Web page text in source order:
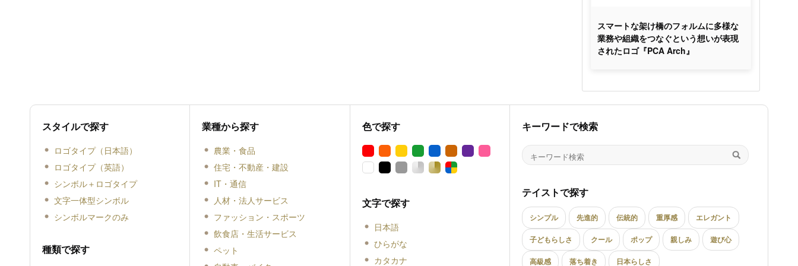
スマートな架け橋のフォルムに多様な
業務や組織をつなぐという想いが表現
されたロゴ『PCA Arch』
スタイルで探す
ロゴタイプ（日本語）
ロゴタイプ（英語）
シンボル＋ロゴタイプ
文字一体型シンボル
シンボルマークのみ
種類で探す
業種から探す
農業・食品
住宅・不動産・建設
IT・通信
人材・法人サービス
ファッション・スポーツ
飲食店・生活サービス
ペット
色で探す
文字で探す
日本語
ひらがな
カタカナ
キーワードで検索
テイストで探す
シンプル 先進的 伝統的 重厚感 エレガント
子どもらしさ クール ポップ 親しみ 遊び心
高級感 落ち着き 日本らしさ